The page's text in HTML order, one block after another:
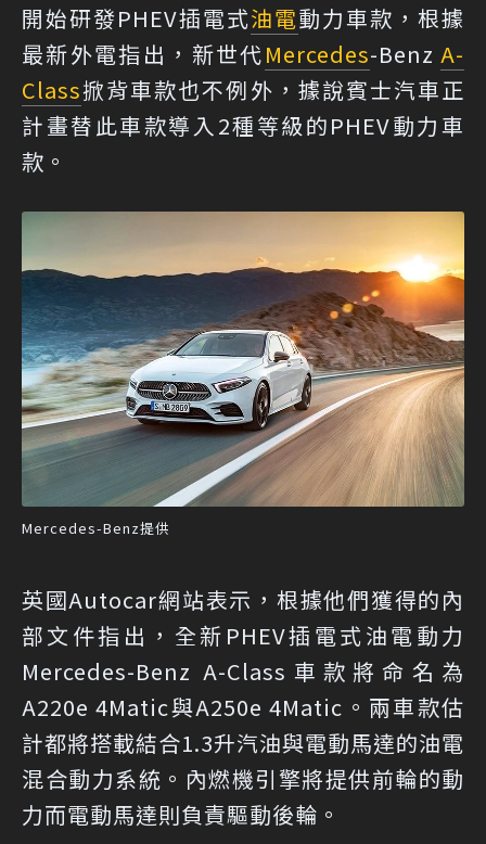
開始研發PHEV插電式油電動力車款，根據
最新外電指出，新世代Mercedes-Benz A-
Class掀背車款也不例外，據說賓士汽車正
計畫替此車款導入2種等級的PHEV動力車
款。
Mercedes-Benz提供
英國Autocar網站表示，根據他們獲得的內
部文件指出，全新PHEV插電式油電動力
Mercedes-Benz A-Class車款將命名為
A220e 4Matic與A250e 4Matic。兩車款估
計都將搭載結合1.3升汽油與電動馬達的油電
混合動力系統。內燃機引擎將提供前輪的動
力而電動馬達則負責驅動後輪。